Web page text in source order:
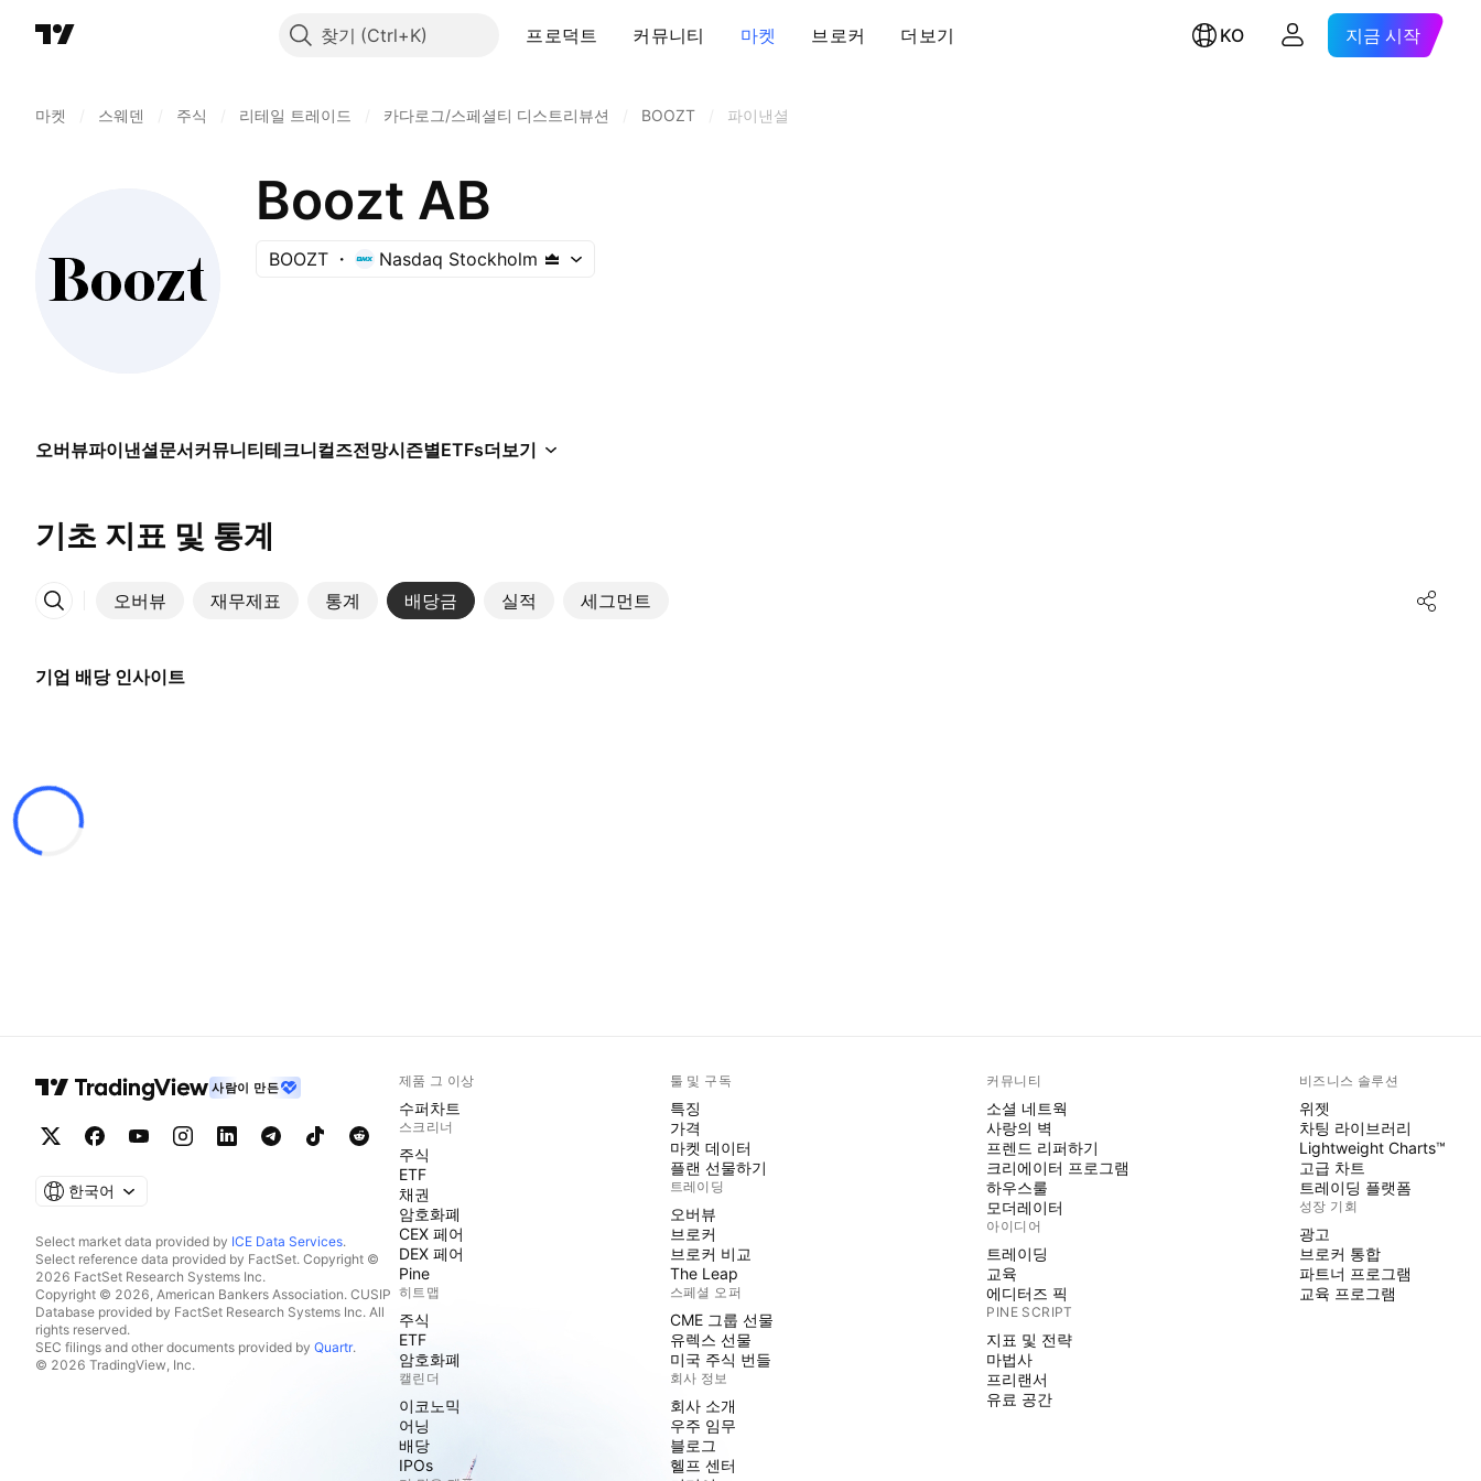
찾기 프로덕트 커뮤니티 마켓 브로커 더보기 KO 지금 시작
마켓 스웨덴 주식 리테일 트레이드 카다로그/스페셜티 디스트리뷰션 BOOZT 파이낸셜
Boozt AB
BOOZT Nasdaq Stockholm
오버뷰파이낸셜문서커뮤니티테크니컬즈전망시즌별ETFs더보기
기초 지표 및 통계
오버뷰 재무제표 통계 배당금 실적 세그먼트
More
기업 배당 인사이트
사람이 만든
한국어
Select market data provided by ICE Data Services.
Select reference data provided by FactSet. Copyright ©
2026 FactSet Research Systems Inc.
Copyright © 2026, American Bankers Association. CUSIP
Database provided by FactSet Research Systems Inc. All
rights reserved.
SEC filings and other documents provided by Quartr.
© 2026 TradingView, Inc.
제품 그 이상
수퍼차트
스크리너
주식
ETF
채권
암호화폐
CEX 페어
DEX 페어
Pine
히트맵
주식
ETF
암호화폐
캘린더
이코노믹
어닝
배당
IPOs
툴 및 구독
특징
가격
마켓 데이터
플랜 선물하기
트레이딩
오버뷰
브로커
브로커 비교
The Leap
스페셜 오퍼
CME 그룹 선물
유렉스 선물
미국 주식 번들
회사 정보
회사 소개
우주 임무
블로그
헬프 센터
커뮤니티
소셜 네트웍
사랑의 벽
프렌드 리퍼하기
크리에이터 프로그램
하우스룰
모더레이터
아이디어
트레이딩
교육
에디터즈 픽
PINE SCRIPT
지표 및 전략
마법사
프리랜서
유료 공간
비즈니스 솔루션
위젯
차팅 라이브러리
Lightweight Charts™
고급 차트
트레이딩 플랫폼
성장 기회
광고
브로커 통합
파트너 프로그램
교육 프로그램